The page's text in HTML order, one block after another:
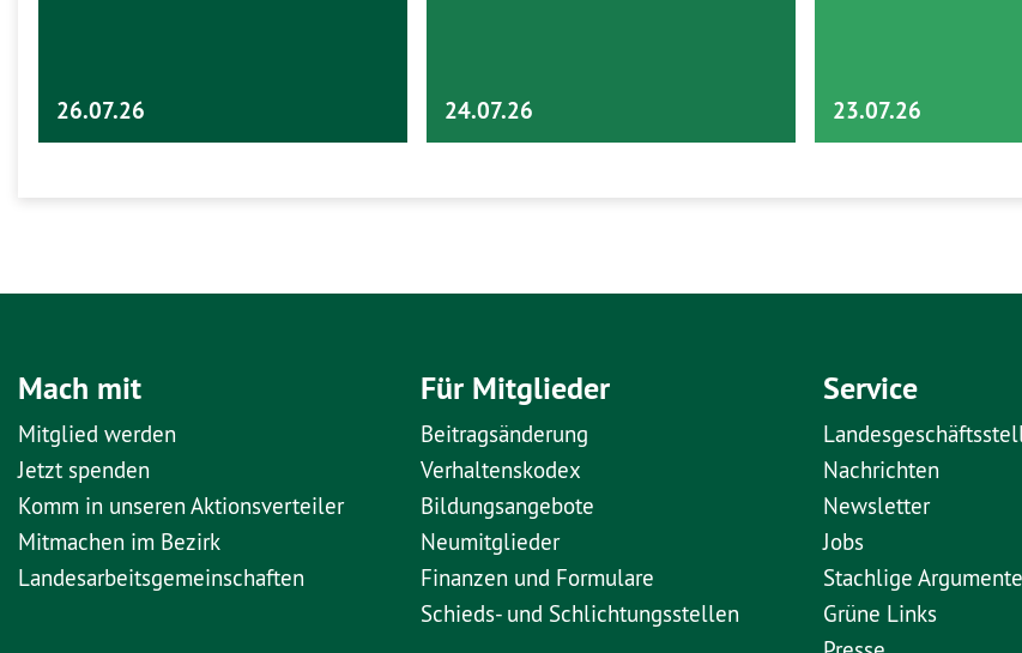
26.07.26 24.07.26 23.07.26
Mach mit
Mitglied werden
Jetzt spenden
Komm in unseren Aktionsverteiler
Mitmachen im Bezirk
Landesarbeitsgemeinschaften
Für Mitglieder
Beitragsänderung
Verhaltenskodex
Bildungsangebote
Neumitglieder
Finanzen und Formulare
Schieds- und Schlichtungsstellen
Service
Nachrichten
Newsletter
Jobs
Stachlige Argumente
Grüne Links